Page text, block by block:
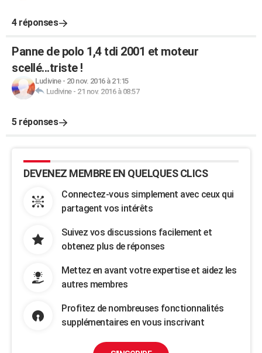
4 réponses
Panne de polo 1,4 tdi 2001 et moteur
scellé...triste !
Ludivine- 20 nov. 2016 à 21:15
Ludivine- 21 nov. 2016 à 08:57
5 réponses
DEVENEZ MEMBRE EN QUELQUES CLICS
Connectez-vous simplement avec ceux qui
partagent vos intérêts
Suivez vos discussions facilement et
obtenez plus de réponses
Mettez en avant votre expertise et aidez les
autres membres
Profitez de nombreuses fonctionnalités
supplémentaires en vous inscrivant